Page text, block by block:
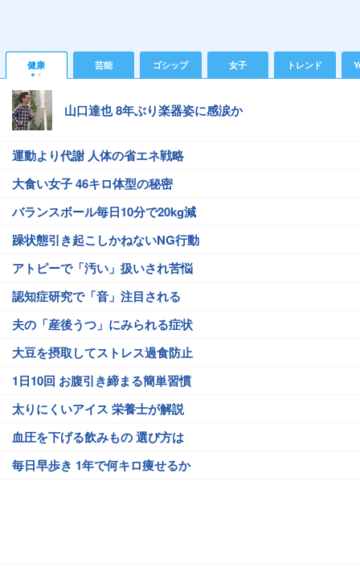
健康 芸能 ゴシップ 女子 トレンド
山口達也 8年ぶり楽器姿に感涙か
運動より代謝 人体の省エネ戦略
大食い女子 46キロ体型の秘密
バランスボール毎日10分で20kg減
躁状態引き起こしかねないNG行動
アトピーで「汚い」扱いされ苦悩
認知症研究で「音」注目される
夫の「産後うつ」にみられる症状
大豆を摂取してストレス過食防止
1日10回 お腹引き締まる簡単習慣
太りにくいアイス 栄養士が解説
血圧を下げる飲みもの 選び方は
毎日早歩き 1年で何キロ痩せるか